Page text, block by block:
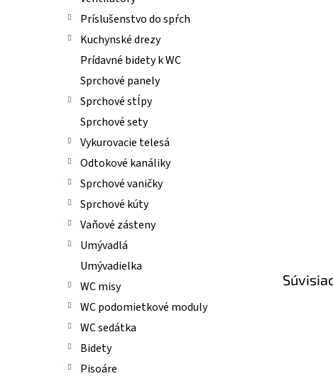
Príslušenstvo do spŕch
Kuchynské drezy
Prídavné bidety k WC
Sprchové panely
Sprchové stĺpy
Sprchové sety
Vykurovacie telesá
Odtokové kanáliky
Sprchové vaničky
Sprchové kúty
Vaňové zásteny
Umývadlá
Umývadielka
WC misy
WC podomietkové moduly
WC sedátka
Bidety
Pisoáre